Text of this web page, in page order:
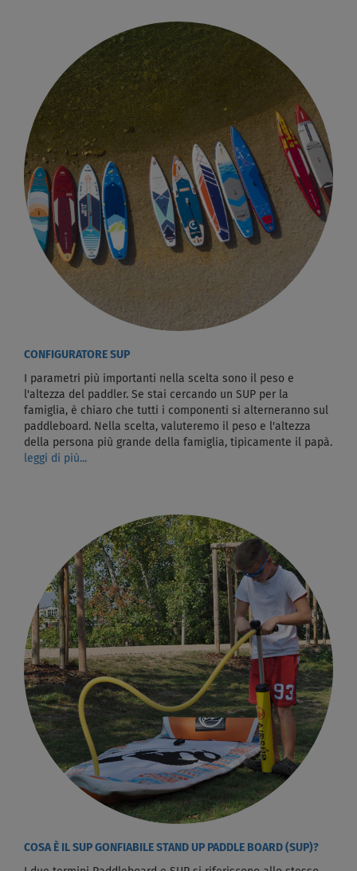
CONFIGURATORE SUP
I parametri più importanti nella scelta sono il peso e
l'altezza del paddler. Se stai cercando un SUP per la
famiglia, è chiaro che tutti i componenti si alterneranno sul
paddleboard. Nella scelta, valuteremo il peso e l'altezza
della persona più grande della famiglia, tipicamente il papà.
leggi di più...
COSA È IL SUP GONFIABILE STAND UP PADDLE BOARD (SUP)?